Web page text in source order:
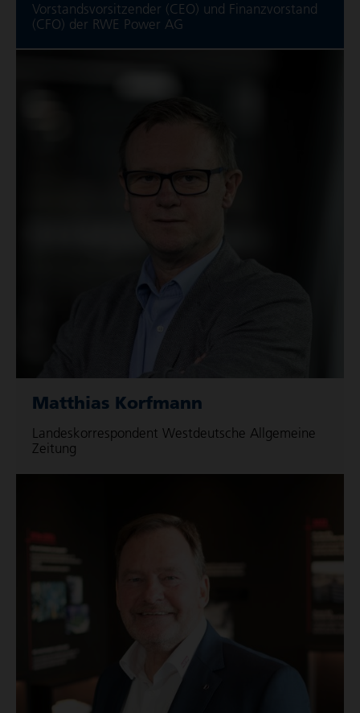
Vorstands­vor­sit­zender (CEO) und Finanzvorstand
(CFO) der RWE Power AG
Matthias Korfmann
Landes­kor­re­spon­dent Westdeutsche Allgemeine
Zeitung